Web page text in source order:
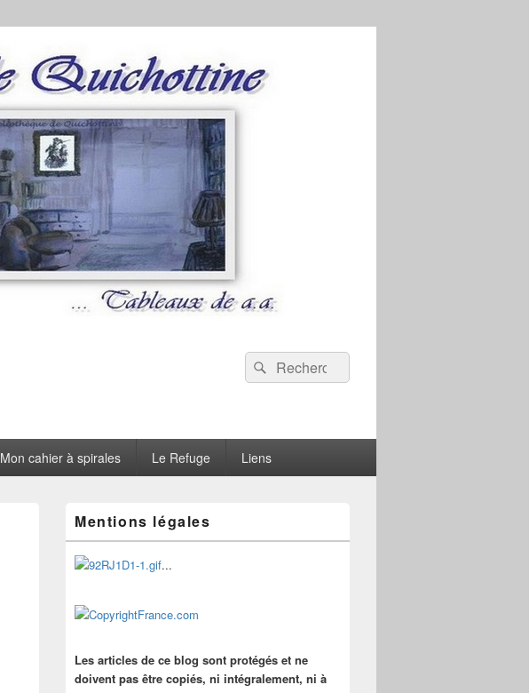
Recherche :
Rechercher
Mon cahier à spirales Le Refuge Liens
principale
de
widget
pour
barre
latérale
Mentions légales
...
Les articles de ce blog sont protégés et ne
doivent pas être copiés, ni intégralement, ni à